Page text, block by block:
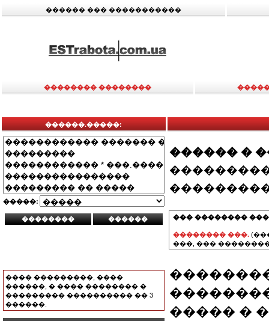
������ ��� �����������
�������� ��������
������.�����:
�����:
���� ���������, ����
������, � ���� �������� �
��������� ���������� �� 3
������.
������ �
��� ��������
�������� ���.
���, ���
����� �